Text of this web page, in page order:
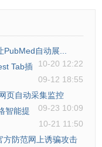
自动展...
10-20 12:22
Tab插
09-12 18:55
页自动采集监控
09-23 10:09
智能提
10-21 11:50
方防范网上诱骗攻击